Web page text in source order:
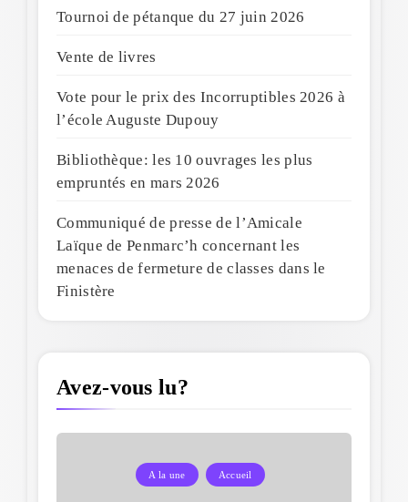
Tournoi de pétanque du 27 juin 2026
Vente de livres
Vote pour le prix des Incorruptibles 2026 à
l’école Auguste Dupouy
Bibliothèque: les 10 ouvrages les plus
empruntés en mars 2026
Communiqué de presse de l’Amicale
Laïque de Penmarc’h concernant les
menaces de fermeture de classes dans le
Finistère
Avez-vous lu?
A la une Accueil